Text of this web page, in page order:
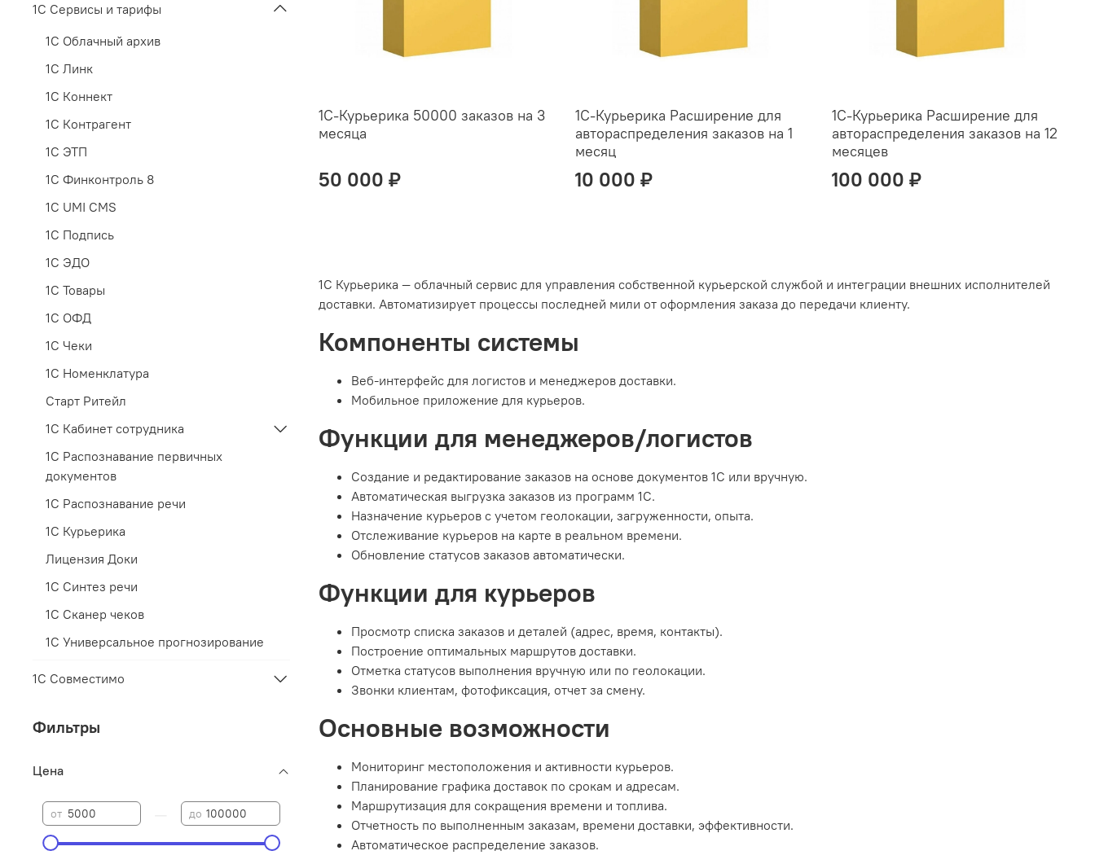
1С-Курьерика 50000 заказов на 3
месяца
50 000 ₽
1С-Курьерика Расширение для
автораспределения заказов на 1
месяц
10 000 ₽
1С-Курьерика Расширение для
автораспределения заказов на 12
месяцев
100 000 ₽
1С Курьерика — облачный сервис для управления собственной курьерской службой и интеграции внешних исполнителей
доставки. Автоматизирует процессы последней мили от оформления заказа до передачи клиенту.​
Компоненты системы
Веб-интерфейс для логистов и менеджеров доставки.
Мобильное приложение для курьеров.​
Функции для менеджеров/логистов
Создание и редактирование заказов на основе документов 1С или вручную.
Автоматическая выгрузка заказов из программ 1С.
Назначение курьеров с учетом геолокации, загруженности, опыта.
Отслеживание курьеров на карте в реальном времени.
Обновление статусов заказов автоматически.​
Функции для курьеров
Просмотр списка заказов и деталей (адрес, время, контакты).
Построение оптимальных маршрутов доставки.
Отметка статусов выполнения вручную или по геолокации.
Звонки клиентам, фотофиксация, отчет за смену.​
Основные возможности
Мониторинг местоположения и активности курьеров.
Планирование графика доставок по срокам и адресам.
Маршрутизация для сокращения времени и топлива.
Отчетность по выполненным заказам, времени доставки, эффективности.
Автоматическое распределение заказов.​
1С Сервисы и тарифы
1С Облачный архив
1С Линк
1С Коннект
1С Контрагент
1С ЭТП
1С Финконтроль 8
1С UMI CMS
1С Подпись
1С ЭДО
1С Товары
1С ОФД
1С Чеки
1С Номенклатура
Старт Ритейл
1С Кабинет сотрудника
1С Распознавание первичных
документов
1С Распознавание речи
1С Курьерика
Лицензия Доки
1С Синтез речи
1С Сканер чеков
1С Универсальное прогнозирование
1С Совместимо
Фильтры
Цена
от до